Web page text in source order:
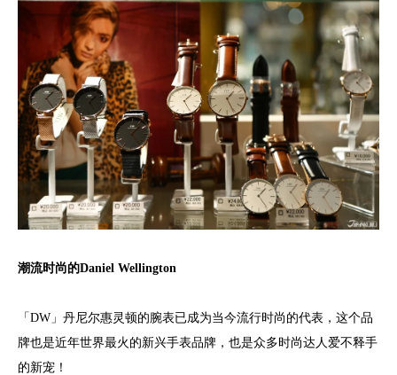
潮流时尚的Daniel Wellington
「DW」丹尼尔惠灵顿的腕表已成为当今流行时尚的代表，这个品
牌也是近年世界最火的新兴手表品牌，也是众多时尚达人爱不释手
的新宠！